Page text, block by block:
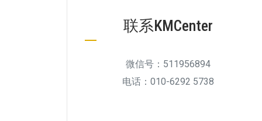
联系KMCenter
微信号：511956894
电话：010-6292 5738